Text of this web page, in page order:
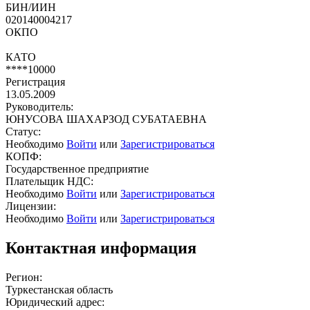
БИН/ИИН
020140004217
ОКПО
КАТО
****10000
Регистрация
13.05.2009
Руководитель:
ЮНУСОВА ШАХАРЗОД СУБАТАЕВНА
Статус:
Необходимо Войти или Зарегистрироваться
КОПФ:
Государственное предприятие
Плательщик НДС:
Необходимо Войти или Зарегистрироваться
Лицензии:
Необходимо Войти или Зарегистрироваться
Контактная информация
Регион:
Туркестанская область
Юридический адрес: